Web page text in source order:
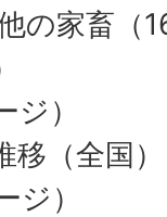
の家畜（
）
移（全国
ジ）